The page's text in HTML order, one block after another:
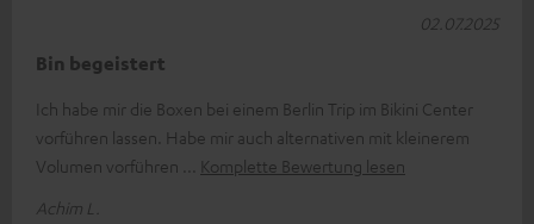
Bin begeistert
Ich habe mir die Boxen bei einem Berlin Trip im Bikini Center
vorführen lassen. Habe mir auch alternativen mit kleinerem
Volumen vorführen
Komplette Bewertung lesen
Achim L.
02.07.2025